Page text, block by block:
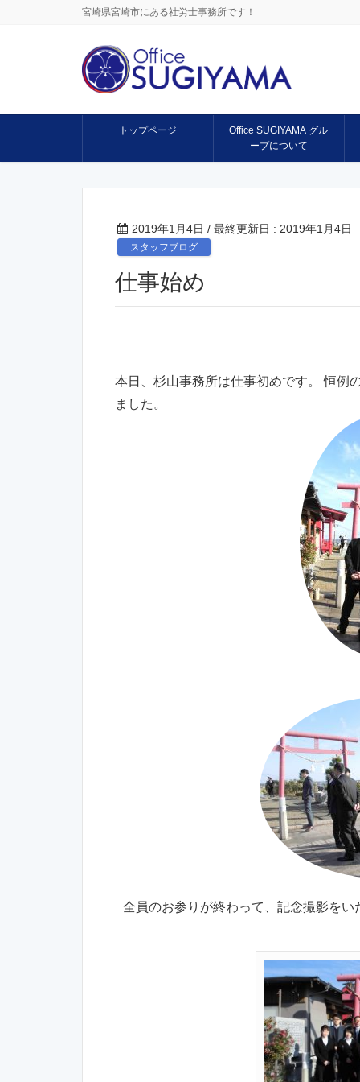
宮崎県宮崎市にある社労士事務所です！
トップページ
Office SUGIYAMA グル
ープについて
2019年1月4日 / 最終更新日 : 2019年1月4日
スタッフブログ
仕事始め
本日、杉山事務所は仕事初めです。 恒例
ました。
全員のお参りが終わって、記念撮影をい